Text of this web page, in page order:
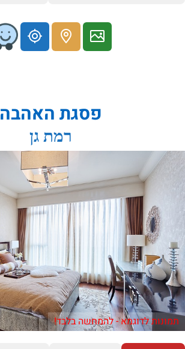
פסגת האהבה
רמת גן
תמונות לדוגמא - להמחשה בלבד!